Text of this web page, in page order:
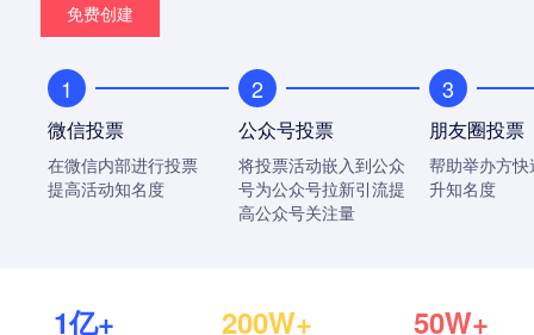
免费创建
1
微信投票
在微信内部进行投票
提高活动知名度
2
公众号投票
将投票活动嵌入到公众
号为公众号拉新引流提
高公众号关注量
3
朋友圈投票
帮助举办方
升知名度
1亿+ 200W+ 50W+